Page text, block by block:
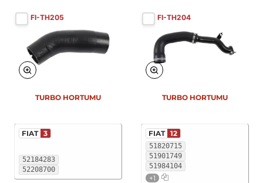
FI-TH205
52184283
52208700
FIAT 3
TURBO HORTUMU
FI-TH204
51820715
51901749
51984104
+1
FIAT 12
TURBO HORTUMU